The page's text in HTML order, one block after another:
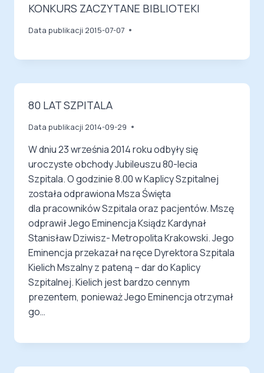
KONKURS ZACZYTANE BIBLIOTEKI
Data publikacji 2015-07-07
80 LAT SZPITALA
Data publikacji 2014-09-29
W dniu 23 września 2014 roku odbyły się
uroczyste obchody Jubileuszu 80-lecia
Szpitala. O godzinie 8.00 w Kaplicy Szpitalnej
została odprawiona Msza Święta
dla pracowników Szpitala oraz pacjentów. Mszę
odprawił Jego Eminencja Ksiądz Kardynał
Stanisław Dziwisz- Metropolita Krakowski. Jego
Eminencja przekazał na ręce Dyrektora Szpitala
Kielich Mszalny z pateną – dar do Kaplicy
Szpitalnej. Kielich jest bardzo cennym
prezentem, ponieważ Jego Eminencja otrzymał
go…